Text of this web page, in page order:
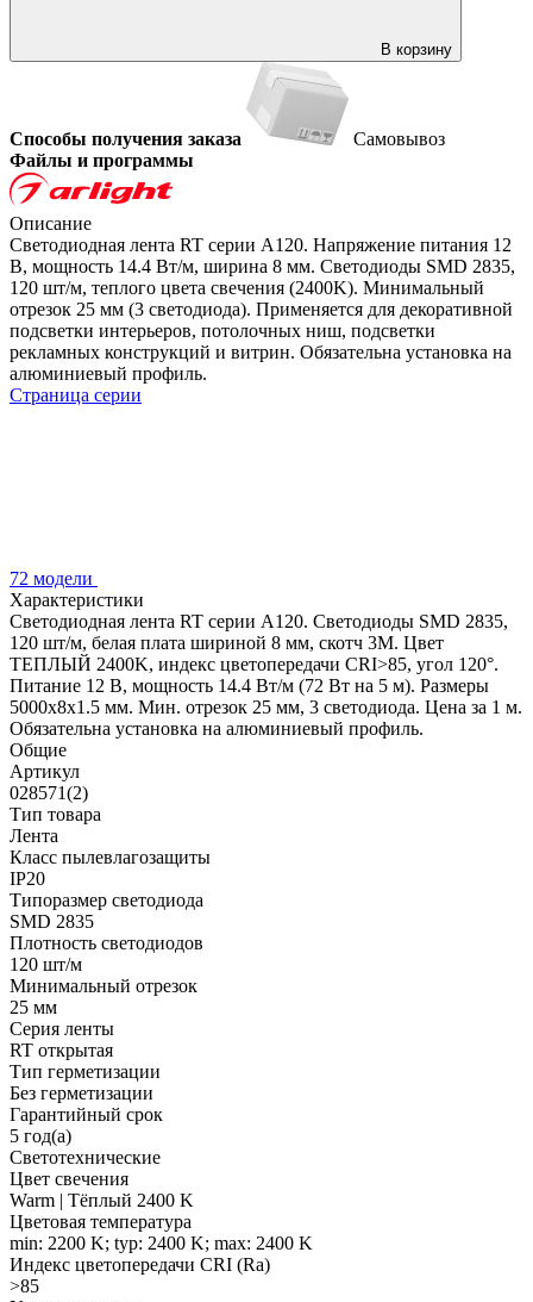
В корзину
Способы получения заказа
Самовывоз
Файлы и программы
Описание
Светодиодная лента RT серии A120. Напряжение питания 12
В, мощность 14.4 Вт/м, ширина 8 мм. Светодиоды SMD 2835,
120 шт/м, теплого цвета свечения (2400K). Минимальный
отрезок 25 мм (3 светодиода). Применяется для декоративной
подсветки интерьеров, потолочных ниш, подсветки
рекламных конструкций и витрин. Обязательна установка на
алюминиевый профиль.
Страница серии
72 модели
Характеристики
Светодиодная лента RT серии A120. Светодиоды SMD 2835,
120 шт/м, белая плата шириной 8 мм, скотч 3M. Цвет
ТЕПЛЫЙ 2400K, индекс цветопередачи CRI>85, угол 120°.
Питание 12 В, мощность 14.4 Вт/м (72 Вт на 5 м). Размеры
5000x8x1.5 мм. Мин. отрезок 25 мм, 3 светодиода. Цена за 1 м.
Обязательна установка на алюминиевый профиль.
Общие
Артикул
028571(2)
Тип товара
Лента
Класс пылевлагозащиты
IP20
Типоразмер светодиода
SMD 2835
Плотность светодиодов
120 шт/м
Минимальный отрезок
25 мм
Серия ленты
RT открытая
Тип герметизации
Без герметизации
Гарантийный срок
5 год(а)
Светотехнические
Цвет свечения
Warm | Тёплый 2400 K
Цветовая температура
min: 2200 K; typ: 2400 K; max: 2400 K
Индекс цветопередачи CRI (Ra)
>85